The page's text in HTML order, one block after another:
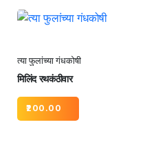
त्या फुलांच्या गंधकोषी
मिलिंद रथकंठीवार
200.00